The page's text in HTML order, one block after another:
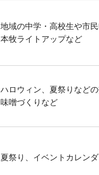
地域の中学・高校生や市
本牧ライトアップなど
ハロウィン、夏祭りなど
味噌づくりなど
夏祭り、イベントカレン